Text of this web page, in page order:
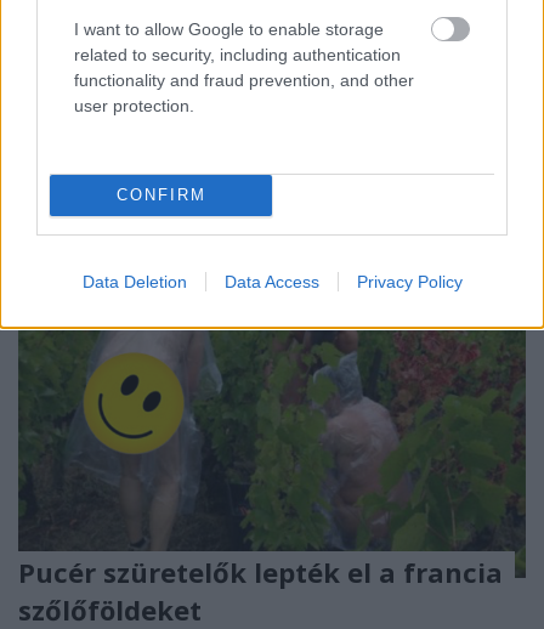
I want to allow Google to enable storage
related to security, including authentication
functionality and fraud prevention, and other
user protection.
CONFIRM
Data Deletion Data Access Privacy Policy
Polinézia egyetlenegy szőlőföldje a napokban
ünnepli 50. szüretét. Ha ez nem lenne már
önmagában meglepő, akkor az, hogy mindezt 20 év
alatt érték el, biztosan még egyet emel a
szemöldökünkön.
Pucér szüretelők lepték el a francia
szőlőföldeket